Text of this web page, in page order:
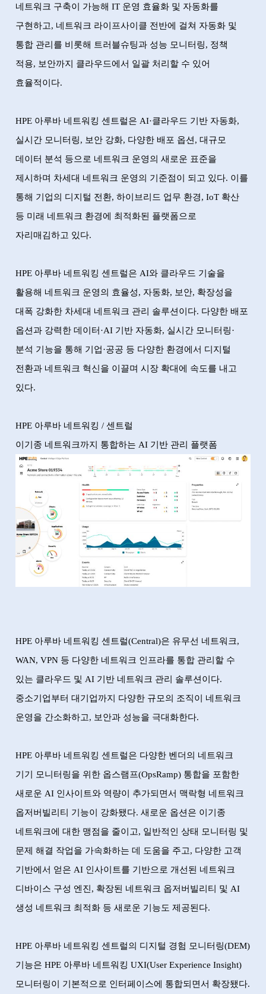
네트워크 구축이 가능해 IT 운영 효율화 및 자동화를
구현하고, 네트워크 라이프사이클 전반에 걸쳐 자동화 및
통합 관리를 비롯해 트러블슈팅과 성능 모니터링, 정책
적용, 보안까지 클라우드에서 일괄 처리할 수 있어
효율적이다.
HPE 아루바 네트워킹 센트럴은 AI·클라우드 기반 자동화,
실시간 모니터링, 보안 강화, 다양한 배포 옵션 ,대규모
데이터 분석 등으로 네트워크 운영의 새로운 표준을
제시하며 차세대 네트워크 운영의 기준점이 되고 있다. 이를
통해 기업의 디지털 전환,하이브리드 업무 환경, IoT 확산
등 미래 네트워크 환경에 최적화된 플랫폼으로
자리매김하고 있다.
HPE 아루바 네트워킹 센트럴은 AI와 클라우드 기술을
활용해 네트워크 운영의 효율성, 자동화, 보안, 확장성을
대폭 강화한 차세대 네트워크 관리 솔루션이다. 다양한 배포
옵션과 강력한 데이터 ·AI 기반 자동화, 실시간 모니터링·
분석 기능을 통해 기업·공공 등 다양한 환경에서 디지털
전환과 네트워크 혁신을 이끌며 시장 확대에 속도를 내고
있다.
HPE 아루바 네트워킹 /센트럴
이기종 네트워크까지 통합하는 AI 기반 관리 플랫폼
HPE 아루바 네트워킹 센트럴(Central)은 유무선 네트워크,
WAN, VPN 등 다양한 네트워크 인프라를 통합 관리할 수
있는 클라우드 및 AI 기반 네트워크 관리 솔루션이다.
중소기업부터 대기업까지 다양한 규모의 조직이 네트워크
운영을 간소화하고, 보안과 성능을 극대화한다.
HPE 아루바 네트워킹 센트럴은 다양한 벤더의 네트워크
기기 모니터링을 위한 옵스램프(OpsRamp) 통합을 포함한
새로운 AI 인사이트와 역량이 추가되면서 맥락형 네트워크
옵저버빌리티 기능이 강화됐다.새로운 옵션은 이기종
네트워크에 대한 맹점을 줄이고, 일반적인 상태 모니터링 및
문제 해결 작업을 가속화하는 데 도움을 주고, 다양한 고객
기반에서 얻은 AI 인사이트를 기반으로 개선된 네트워크
디바이스 구성 엔진 , 확장된 네트워크 옵저버빌리티 및 AI
생성 네트워크 최적화 등 새로운 기능도 제공된다.
HPE 아루바 네트워킹 센트럴의 디지털 경험 모니터링(DEM)
기능은 HPE 아루바 네트워킹 UXI(User Experience Insight)
모니터링이 기본적으로 인터페이스에 통합되면서 확장됐다.